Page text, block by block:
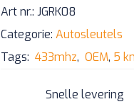
Art nr.:JGRK08
Categorie:Autosleutels
Tags: 433mhz, OEM, 5
Snelle levering